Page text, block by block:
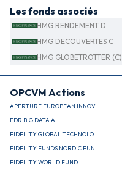
Les fonds associés
HMG RENDEMENT D
HMG DECOUVERTES C
HMG GLOBETROTTER (C)
OPCVM Actions
APERTURE EUROPEAN INNOVATION
EDR BIG DATA A
FIDELITY WORLD FUND